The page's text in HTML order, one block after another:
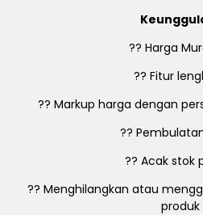
?? Harga
?? Fitur
?? Markup harga dengan
??
?? Acak stok
?? Menghilangkan atau
produk